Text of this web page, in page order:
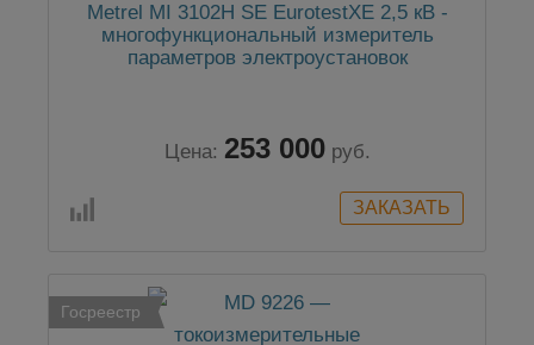
Metrel MI 3102H SE EurotestXE 2,5 кВ -
многофункциональный измеритель
параметров электроустановок
Цена: 253 000 руб.
Госреестр